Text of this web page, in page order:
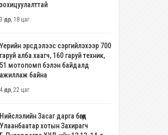
зохицуулалттай
3 өдөр, 18 цаг
Үерийн эрсдэлээс сэргийлэхээр 700
гаруй алба хаагч, 160 гаруй техник,
51 мотопомп бэлэн байдалд
ажиллаж байна
4 өдөр, 22 цаг
Нийслэлийн Засаг дарга бөгөөд
Улаанбаатар хотын Захирагч